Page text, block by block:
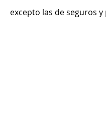
excepto las de seguros